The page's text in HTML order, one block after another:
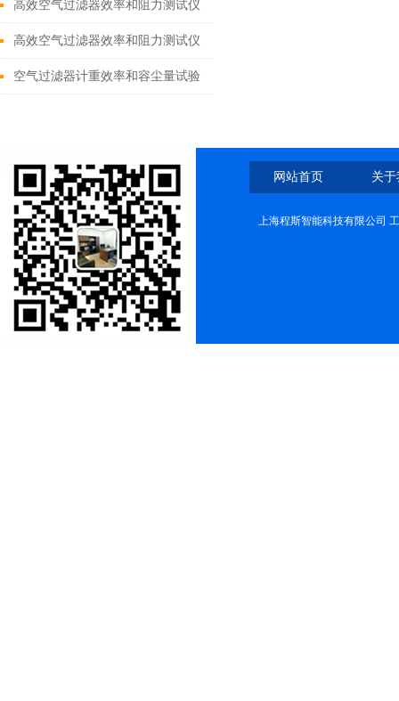
测试仪
高效空气过滤器效率和阻力测试仪
（钠焰法） 原理
高效空气过滤器效率和阻力测试仪
（计数法）原理
空气过滤器计重效率和容尘量试验
网站首页 关
上海程斯智能科技有限公司